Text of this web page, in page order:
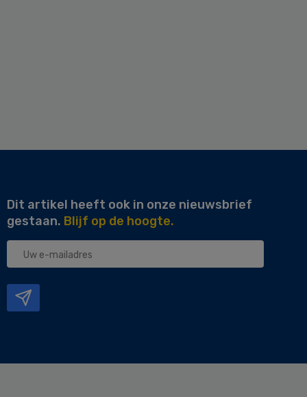
Dit artikel heeft ook in onze nieuwsbrief
gestaan. Blijf op de hoogte.
Uw